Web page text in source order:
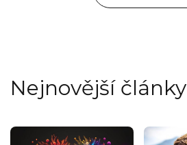
Nejnovější články